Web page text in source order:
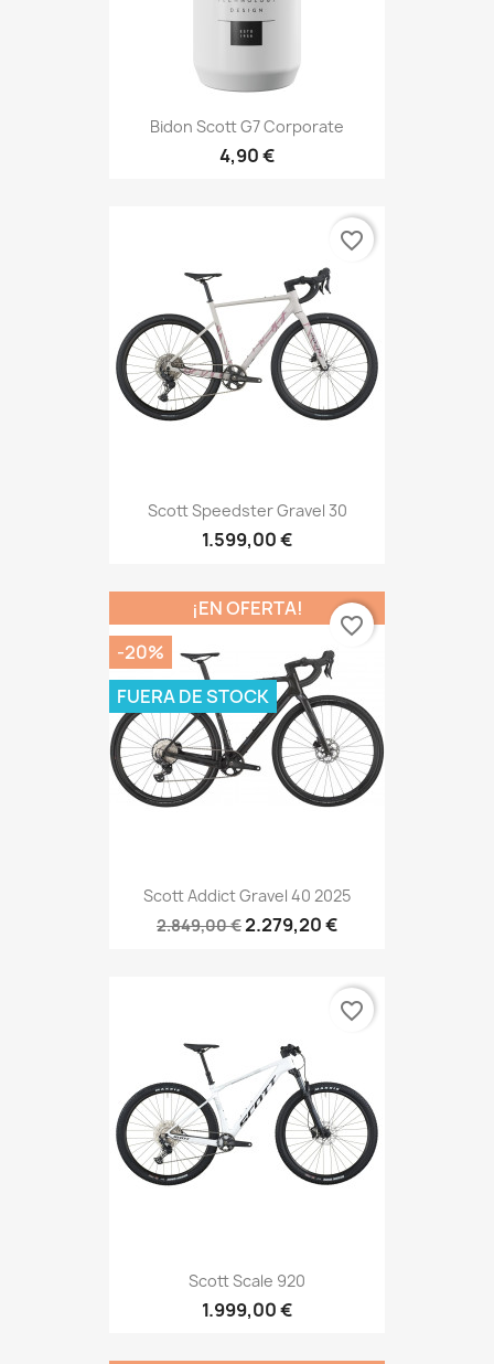
Bidon Scott G7 Corporate
4,90 €
Scott Speedster Gravel 30
1.599,00 €
favorite_border
Scott Addict Gravel 40 2025
2.849,00 €2.279,20 €
¡EN OFERTA!
-20%
FUERA DE STOCK
favorite_border
Scott Scale 920
1.999,00 €
favorite_border